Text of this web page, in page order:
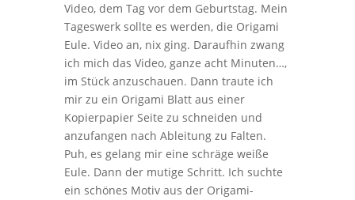
Video, dem Tag vor dem Geburtstag. Mein
Tageswerk sollte es werden, die Origami
Eule. Video an, nix ging. Daraufhin zwang
ich mich das Video, ganze acht Minuten…,
im Stück anzuschauen. Dann traute ich
mir zu ein Origami Blatt aus einer
Kopierpapier Seite zu schneiden und
anzufangen nach Ableitung zu Falten.
Puh, es gelang mir eine schräge weiße
Eule. Dann der mutige Schritt. Ich suchte
ein schönes Motiv aus der Origami-